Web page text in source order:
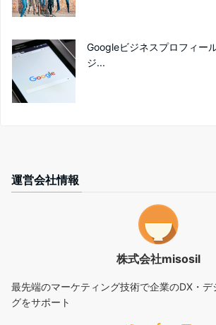
Googleビジネスプロフィー
ジ...
運営会社情報
株式会社misosil
最先端のマーケティング技術で企業のDX・デ
グをサポート